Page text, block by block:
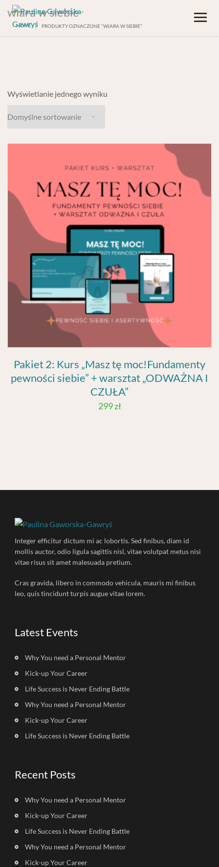
wiara w siebie
HOME PRODUKTY OZNACZONE “WIARA W SIEBIE”
Wyświetlanie jednego wyniku
Pakiet 2: Kurs „Masz tę moc!Fundamenty
pewności siebie” + warsztat „ODWAŻNA I
CZUŁA”
299zł
Integer efficitur dictum mi ac lobortis. Sed finibus, diam id
mollis auctor, odio ligula sagittis nisl, vitae volutpat metus nisi
vitae risus sit amet malesuada pretium.
Cras gravida, libero in commodo vehicula, mauris mi finibus
leo, quis tincidunt turpis augue vitae lorem.
Latest Events
Why You need a Personal Mentor
Kick-up Your Career
Life Success is Never Ending Battle
Why You need a Personal Mentor
Kick-up Your Career
Life Success is Never Ending Battle
Recent Posts
Why You need a Personal Mentor
Kick-up Your Career
Life Success is Never Ending Battle
Why You need a Personal Mentor
Kick-up Your Career